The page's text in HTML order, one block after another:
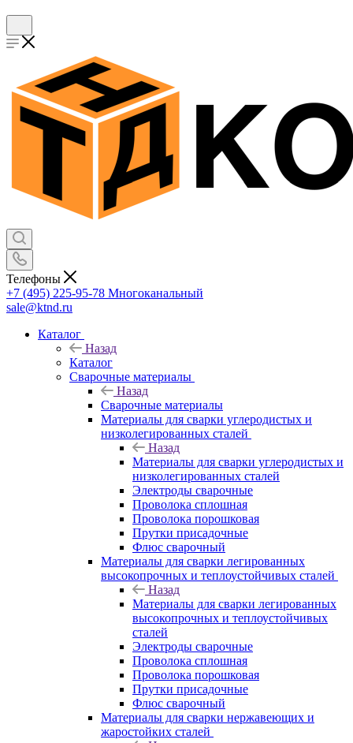
Телефоны
+7 (495) 225-95-78 Многоканальный
sale@ktnd.ru
Каталог
Назад
Каталог
Сварочные материалы
Назад
Сварочные материалы
Материалы для сварки углеродистых и
низколегированных сталей
Назад
Материалы для сварки углеродистых и
низколегированных сталей
Электроды сварочные
Проволока сплошная
Проволока порошковая
Прутки присадочные
Флюс сварочный
Материалы для сварки легированных
высокопрочных и теплоустойчивых сталей
Назад
Материалы для сварки легированных
высокопрочных и теплоустойчивых
сталей
Электроды сварочные
Проволока сплошная
Проволока порошковая
Прутки присадочные
Флюс сварочный
Материалы для сварки нержавеющих и
жаростойких сталей